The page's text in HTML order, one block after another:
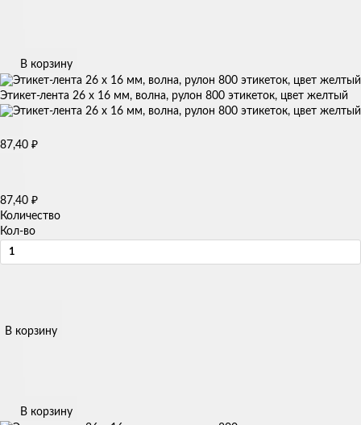
В корзину
Этикет-лента 26 х 16 мм, волна, рулон 800 этикеток, цвет желтый
87,40 ₽
87,40 ₽
Количество
Кол-во
В корзину
В корзину